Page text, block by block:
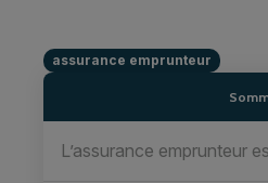
assurance emprunteur
L’assurance emprunteur